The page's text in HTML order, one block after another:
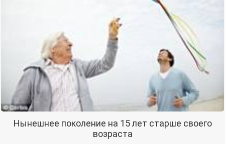
Нынешнее поколение на 15 лет старше своего
возраста